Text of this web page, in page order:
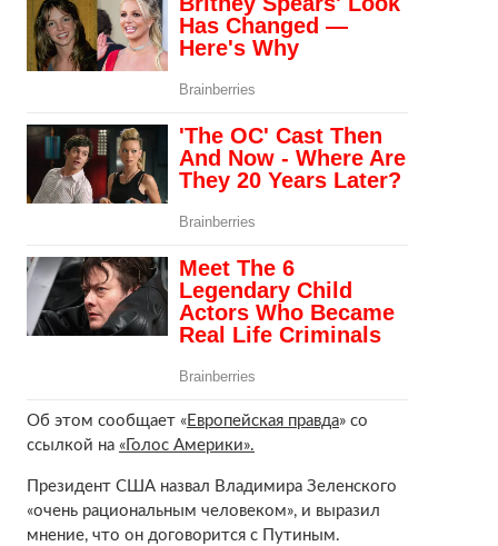
Об этом сообщает «Европейская правда» со
ссылкой на «Голос Америки».
Президент США назвал Владимира Зеленского
«очень рациональным человеком», и выразил
мнение, что он договорится с Путиным.